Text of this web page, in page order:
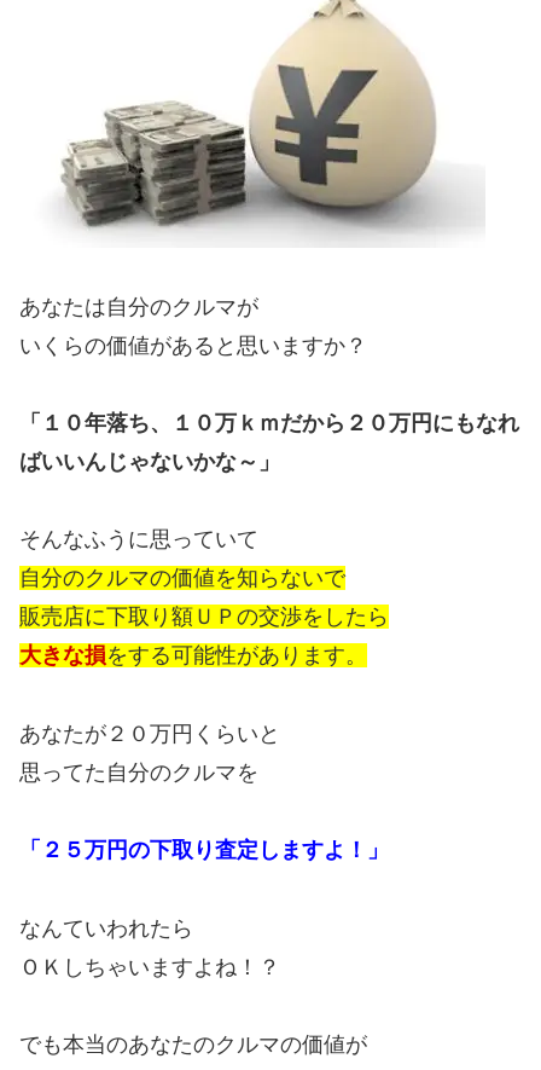
あなたは自分のクルマが
いくらの価値があると思いますか？
「１０年落ち、１０万ｋｍだから２０万円にもなれ
ばいいんじゃないかな～」
そんなふうに思っていて
自分のクルマの価値を知らないで
販売店に下取り額ＵＰの交渉をしたら
大きな損をする可能性があります。
あなたが２０万円くらいと
思ってた自分のクルマを
「２５万円の下取り査定しますよ！」
なんていわれたら
ＯＫしちゃいますよね！？
でも本当のあなたのクルマの価値が